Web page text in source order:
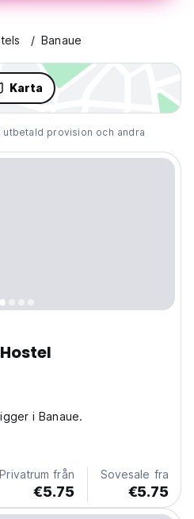
Banaue
Karta
provision och andra
i Banaue.
Privatrum från
€5.75
Sovesale fra
€5.75